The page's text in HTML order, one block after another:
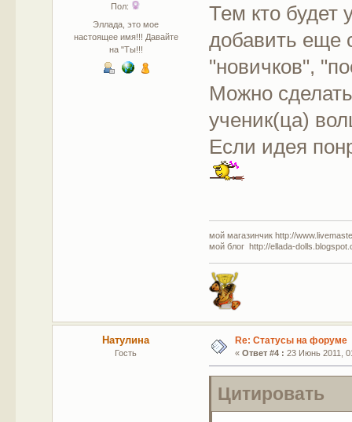
Пол:
Эллада, это мое
настоящее имя!!! Давайте
на "Ты!!!
Тем кто будет
добавить еще
"новичков",
Можно
ученик(ца)
Если идея
мой магазинчик http://
мой блог http://ellada-
Натулина
Гость
Re: Статусы на форуме
« Ответ #4 : 23 Июнь 2011,
Цитировать